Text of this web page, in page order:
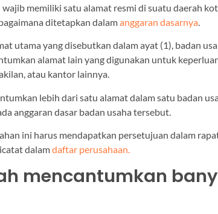
wajib memiliki satu alamat resmi di suatu daerah
ditetapkan dalamanggaran dasarnya.
utama yang disebutkan dalam ayat (1), badan
alamat lain yang digunakan untuk
atau kantor lainnya.
lebih dari satu alamat dalam satu badan
anggaran dasar badan usaha tersebut.
ini harus mendapatkan persetujuan dalam
dalamdaftar perusahaan.
mencantumkan